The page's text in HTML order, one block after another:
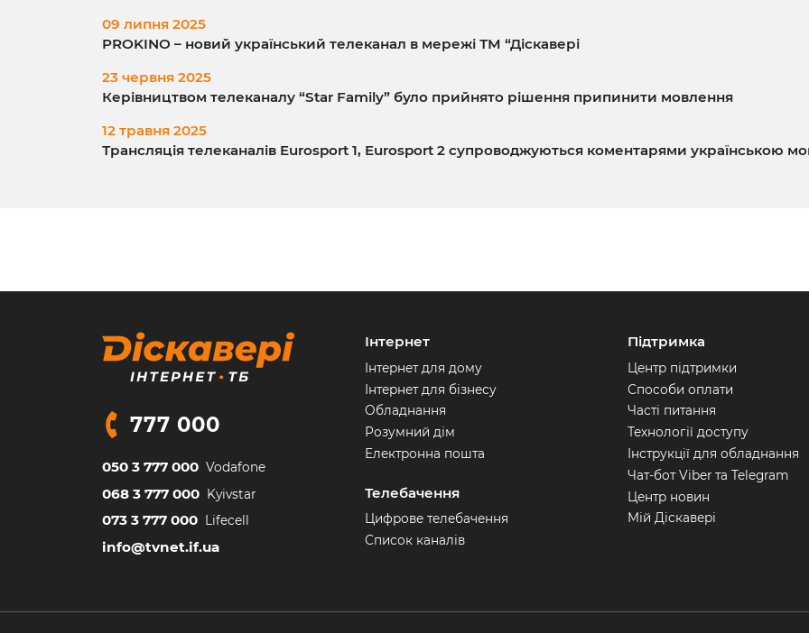
09 липня 2025
PROKINO – новий український телеканал в мережі ТМ “Діскавері
23 червня 2025
Керівництвом телеканалу “Star Family” було прийнято рішення припинити мовлення
12 травня 2025
Трансляція телеканалів Eurosport 1, Eurosport 2 супроводжуються коментарями українською
777 000
050 3 777 000 Vodafone
068 3 777 000 Kyivstar
073 3 777 000 Lifecell
info@tvnet.if.ua
Інтернет
Інтернет для дому
Інтернет для бізнесу
Обладнання
Розумний дім
Електронна пошта
Телебачення
Цифрове телебачення
Список каналів
Підтримка
Центр підтримки
Способи оплати
Часті питання
Технології доступу
Інструкції для обладнання
Чат-бот Viber та Telegram
Центр новин
Мій Діскавері